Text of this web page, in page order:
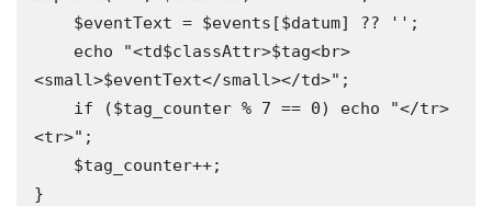
<small>$eventText</small></td>";
<tr>";
}